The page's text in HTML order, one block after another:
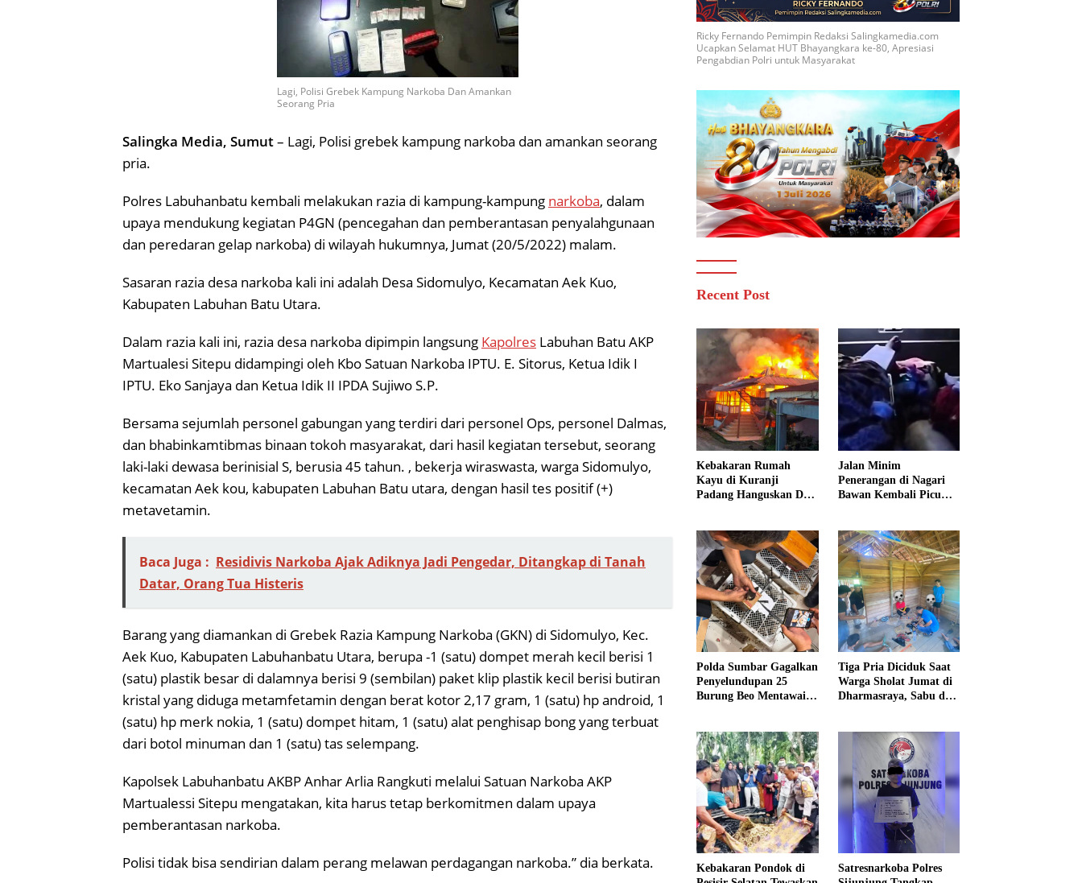
Lagi, Polisi Grebek Kampung Narkoba Dan Amankan
Seorang Pria
Salingka Media, Sumut– Lagi, Polisi grebek kampung narkoba dan amankan seorang
pria.
Polres Labuhanbatu kembali melakukan razia di kampung-kampung narkoba, dalam
upaya mendukung kegiatan P4GN (pencegahan dan pemberantasan penyalahgunaan
dan peredaran gelap narkoba) di wilayah hukumnya, Jumat (20/5/2022) malam.
Sasaran razia desa narkoba kali ini adalah Desa Sidomulyo, Kecamatan Aek Kuo,
Kabupaten Labuhan Batu Utara.
Dalam razia kali ini, razia desa narkoba dipimpin langsung Kapolres Labuhan Batu AKP
Martualesi Sitepu didampingi oleh Kbo Satuan Narkoba IPTU. E. Sitorus, Ketua Idik I
IPTU. Eko Sanjaya dan Ketua Idik II IPDA Sujiwo S.P.
Bersama sejumlah personel gabungan yang terdiri dari personel Ops, personel Dalmas,
dan bhabinkamtibmas binaan tokoh masyarakat, dari hasil kegiatan tersebut, seorang
laki-laki dewasa berinisial S, berusia 45 tahun. , bekerja wiraswasta, warga Sidomulyo,
kecamatan Aek kou, kabupaten Labuhan Batu utara, dengan hasil tes positif (+)
metavetamin.
Baca Juga : Residivis Narkoba Ajak Adiknya Jadi Pengedar, Ditangkap di Tanah
Datar, Orang Tua Histeris
Barang yang diamankan di Grebek Razia Kampung Narkoba (GKN) di Sidomulyo, Kec.
Aek Kuo, Kabupaten Labuhanbatu Utara, berupa -1 (satu) dompet merah kecil berisi 1
(satu) plastik besar di dalamnya berisi 9 (sembilan) paket klip plastik kecil berisi butiran
kristal yang diduga metamfetamin dengan berat kotor 2,17 gram, 1 (satu) hp android, 1
(satu) hp merk nokia, 1 (satu) dompet hitam, 1 (satu) alat penghisap bong yang terbuat
dari botol minuman dan 1 (satu) tas selempang.
Kapolsek Labuhanbatu AKBP Anhar Arlia Rangkuti melalui Satuan Narkoba AKP
Martualessi Sitepu mengatakan, kita harus tetap berkomitmen dalam upaya
pemberantasan narkoba.
Polisi tidak bisa sendirian dalam perang melawan perdagangan narkoba.” dia berkata.
Ricky Fernando Pemimpin Redaksi Salingkamedia.com
Ucapkan Selamat HUT Bhayangkara ke-80, Apresiasi
Pengabdian Polri untuk Masyarakat
Recent Post
Kebakaran Rumah
Kayu di Kuranji
Padang Hanguskan Dua
Jalan Minim
Penerangan di Nagari
Bawan Kembali Picu
Polda Sumbar Gagalkan
Penyelundupan 25
Burung Beo Mentawai,
Tiga Pria Diciduk Saat
Warga Sholat Jumat di
Dharmasraya, Sabu dan
Kebakaran Pondok di
Satresnarkoba Polres